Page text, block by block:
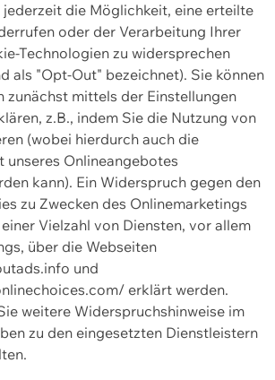
die Möglichkeit, eine erteilte
oder der Verarbeitung Ihrer
Technologien zu widersprechen
als "Opt-Out" bezeichnet). Sie können
zunächst mittels der Einstellungen
z.B., indem Sie die Nutzung von
(wobei hierdurch auch die
unseres Onlineangebotes
kann). Ein Widerspruch gegen den
zu Zwecken des Onlinemarketings
Vielzahl von Diensten, vor allem
über die Webseiten
und
erklärt werden.
weitere Widerspruchshinweise im
zu den eingesetzten Dienstleistern